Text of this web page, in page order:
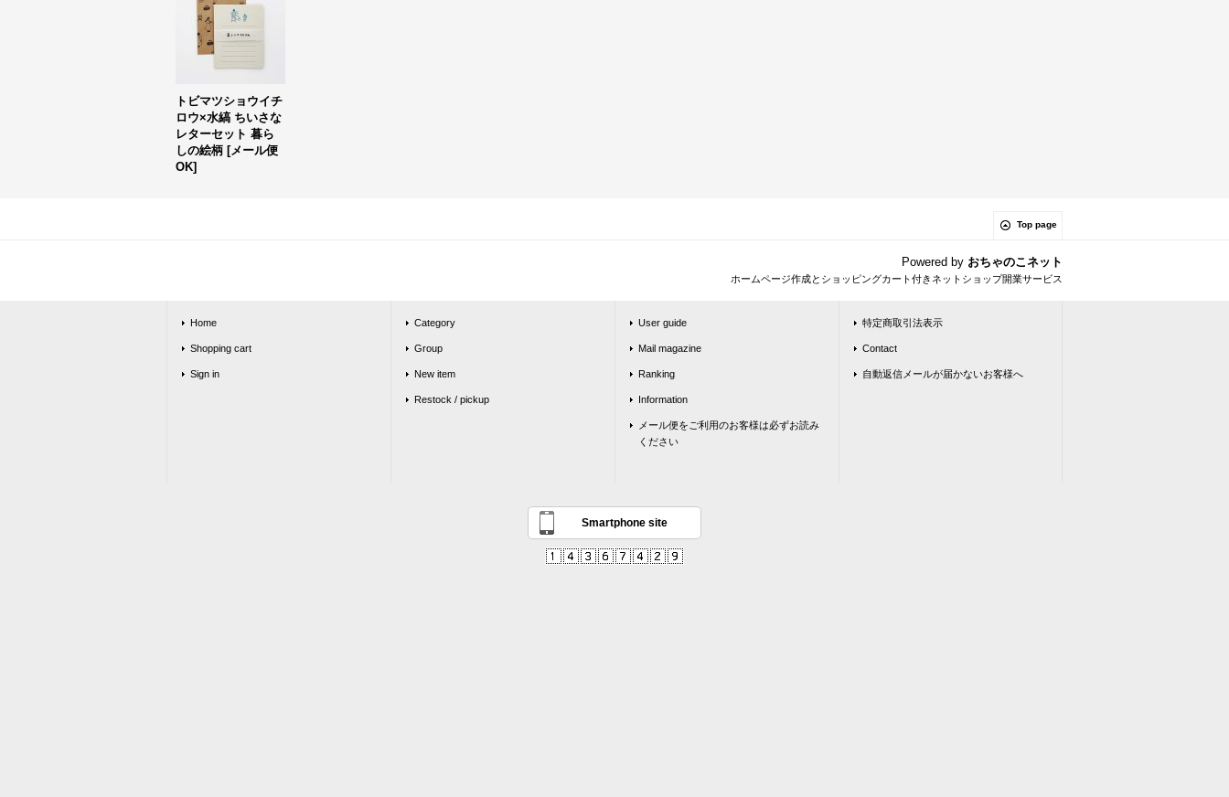
トビマツショウイチ
ロウ×水縞 ちいさな
レターセット 暮ら
しの絵柄 [メール便
OK]
Top page
Powered by おちゃのこネット
ホームページ作成とショッピングカート付きネットショップ開業サービス
Home
Shopping cart
Sign in
Category
Group
New item
Restock / pickup
User guide
Mail magazine
Ranking
Information
メール便をご利用のお客様は必ずお読み
ください
特定商取引法表示
Contact
自動返信メールが届かないお客様へ
Smartphone site